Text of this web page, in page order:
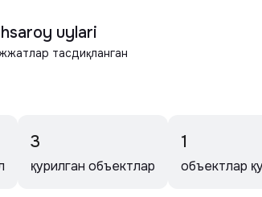
uylari
тасдиқланган
3
қурилган объектлар
1
объектлар